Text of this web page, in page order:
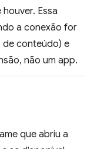
Essa
a conexão for
de conteúdo) e
não um app.
que abriu a